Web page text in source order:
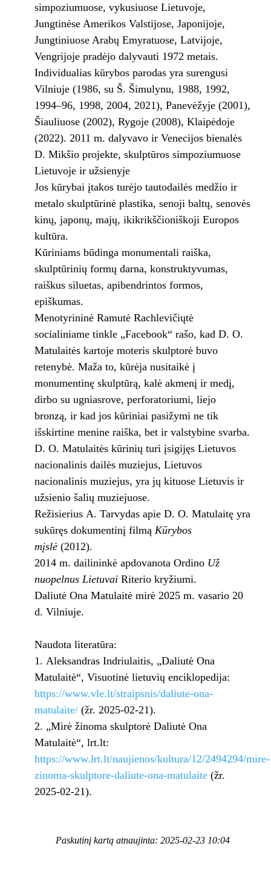
simpoziumuose, vykusiuose Lietuvoje,
Jungtinėse Amerikos Valstijose, Japonijoje,
Jungtiniuose Arabų Emyratuose, Latvijoje,
Vengrijoje pradėjo dalyvauti 1972 metais.
Individualias kūrybos parodas yra surengusi
Vilniuje (1986, su Š. Šimulynu, 1988, 1992,
1994–96, 1998, 2004, 2021), Panevėžyje (2001),
Šiauliuose (2002), Rygoje (2008), Klaipėdoje
(2022). 2011 m. dalyvavo ir Venecijos bienalės
D. Mikšio projekte, skulptūros simpoziumuose
Lietuvoje ir užsienyje
Jos kūrybai įtakos turėjo tautodailės medžio ir
metalo skulptūrinė plastika, senoji baltų, senovės
kinų, japonų, majų, ikikrikščioniškoji Europos
kultūra.
Kūriniams būdinga monumentali raiška,
skulptūrinių formų darna, konstruktyvumas,
raiškus siluetas, apibendrintos formos,
epiškumas.
Menotyrininė Ramutė Rachlevičiųtė
socialiniame tinkle „Facebook“ rašo, kad D. O.
Matulaitės kartoje moteris skulptorė buvo
retenybė. Maža to, kūrėja nusitaikė į
monumentinę skulptūrą, kalė akmenį ir medį,
dirbo su ugniasrove, perforatoriumi, liejo
bronzą, ir kad jos kūriniai pasižymi ne tik
išskirtine menine raiška, bet ir valstybine svarba.
D. O. Matulaitės kūrinių turi įsigijęs Lietuvos
nacionalinis dailės muziejus, Lietuvos
nacionalinis muziejus, yra jų kituose Lietuvis ir
užsienio šalių muziejuose.
Režisierius A. Tarvydas apie D. O. Matulaitę yra
sukūręs dokumentinį filmą Kūrybos
mįslė(2012).
2014 m. dailininkė apdovanota Ordino Už
nuopelnus LietuvaiRiterio kryžiumi.
Daliutė Ona Matulaitė mirė 2025 m. vasario 20
d. Vilniuje.
Naudota literatūra:
Aleksandras Indriulaitis, „Daliutė Ona
Matulaitė“, Visuotinė lietuvių enciklopedija:
https://www.vle.lt/straipsnis/daliute-ona-
matulaite/(žr. 2025-02-21).
„Mirė žinoma skulptorė Daliutė Ona
Matulaitė“, lrt.lt:
https://www.lrt.lt/naujienos/kultura/12/2494294/mire-
zinoma-skulptore-daliute-ona-matulaite(žr.
2025-02-21).
Paskutinį kartą atnaujinta: 2025-02-23 10:04